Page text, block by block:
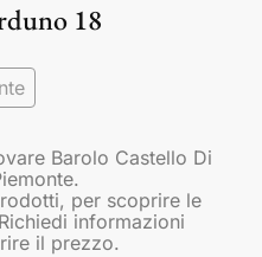
18
Barolo Castello Di
per scoprire le
informazioni
il prezzo.